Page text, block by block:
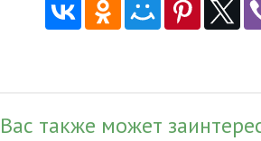
Вас также может